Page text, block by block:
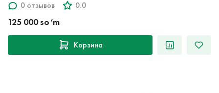
0 отзывов
0.0
125 000 so‘m
Корзина